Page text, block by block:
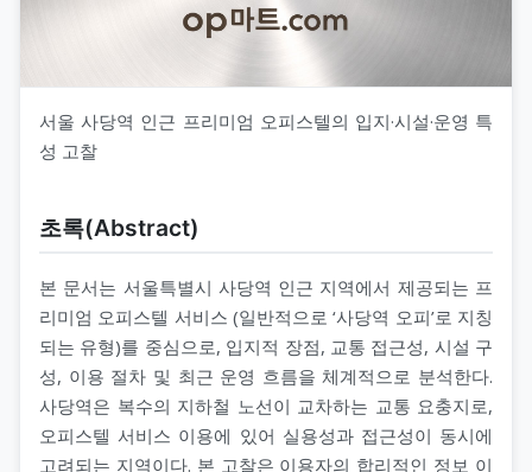
서울 사당역 인근 프리미엄 오피스텔의 입지·시설·운영 특
성 고찰
초록(Abstract)
본 문서는 서울특별시 사당역 인근 지역에서 제공되는 프
리미엄 오피스텔 서비스 (일반적으로 ‘사당역 오피’로 지칭
되는 유형)를 중심으로, 입지적 장점, 교통 접근성, 시설 구
성, 이용 절차 및 최근 운영 흐름을 체계적으로 분석한다.
사당역은 복수의 지하철 노선이 교차하는 교통 요충지로,
오피스텔 서비스 이용에 있어 실용성과 접근성이 동시에
고려되는 지역이다. 본 고찰은 이용자의 합리적인 정보 이